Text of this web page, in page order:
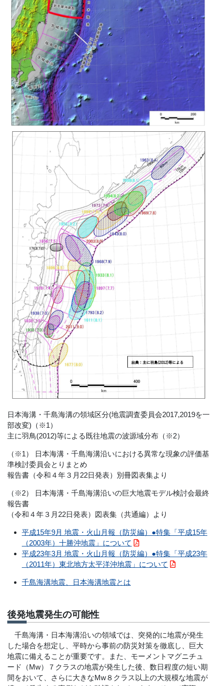
日本海溝・千島海溝の領域区分(地震調査委員会2017,2019を一
部改変)（※1）
主に羽鳥(2012)等による既往地震の波源域分布（※2）
（※1） 日本海溝・千島海溝沿いにおける異常な現象の評価基
準検討委員会とりまとめ
報告書（令和４年３月22日発表）別冊図表集より
（※2） 日本海溝・千島海溝沿いの巨大地震モデル検討会最終
報告書
（令和４年３月22日発表）図表集（共通編）より
平成15年9月 地震・火山月報（防災編）●特集「平成15年
（2003年）十勝沖地震」について
平成23年3月 地震・火山月報（防災編）●特集「平成23年
（2011年）東北地方太平洋沖地震」について
千島海溝地震、日本海溝地震とは
後発地震発生の可能性
千島海溝・日本海溝沿いの領域では、突発的に地震が発生
した場合を想定し、平時から事前の防災対策を徹底し、巨大
地震に備えることが重要です。また、モーメントマグニチュ
ード（Mw）７クラスの地震が発生した後、数日程度の短い期
間をおいて、さらに大きなMw８クラス以上の大規模な地震が